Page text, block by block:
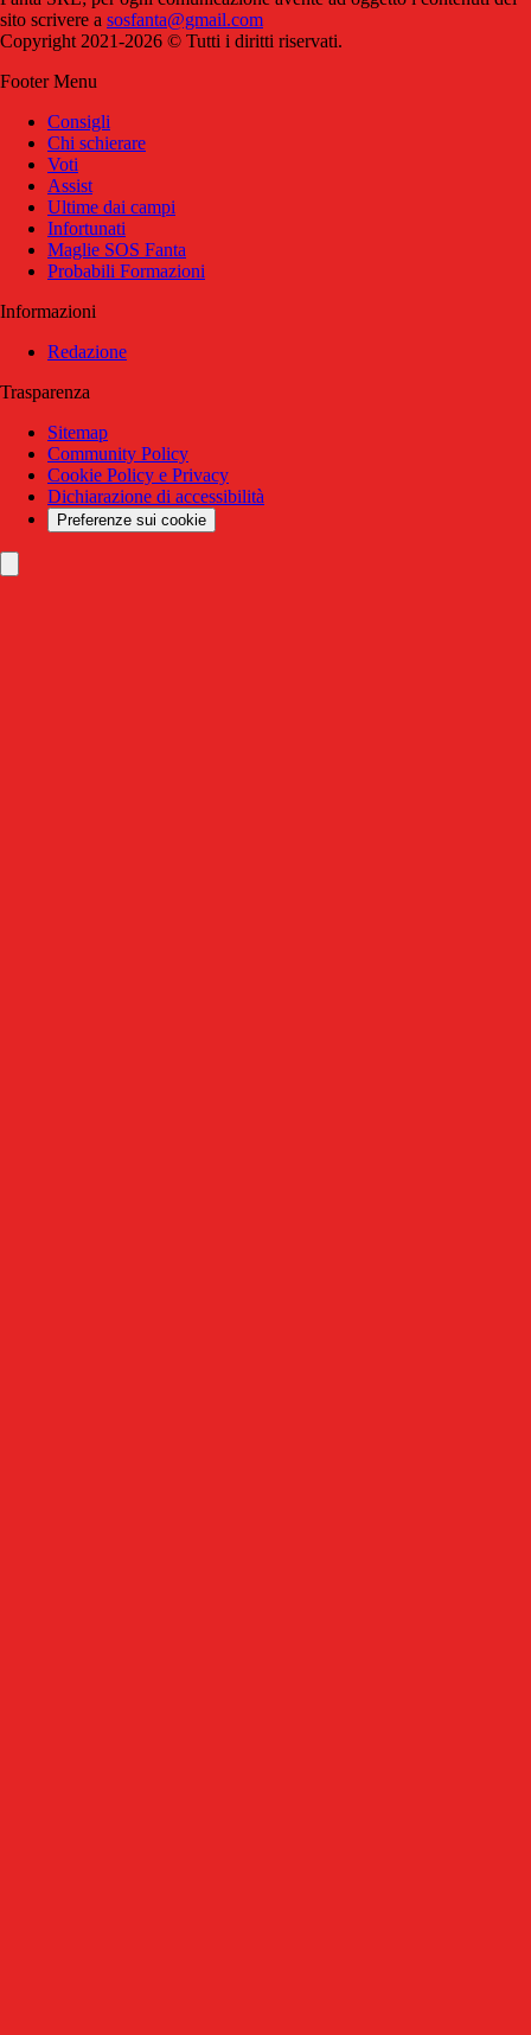
sito scrivere a sosfanta@gmail.com
Copyright 2021-2026 © Tutti i diritti riservati.
Footer Menu
Consigli
Chi schierare
Voti
Assist
Ultime dai campi
Infortunati
Maglie SOS Fanta
Probabili Formazioni
Informazioni
Redazione
Trasparenza
Sitemap
Community Policy
Cookie Policy e Privacy
Dichiarazione di accessibilità
Preferenze sui cookie